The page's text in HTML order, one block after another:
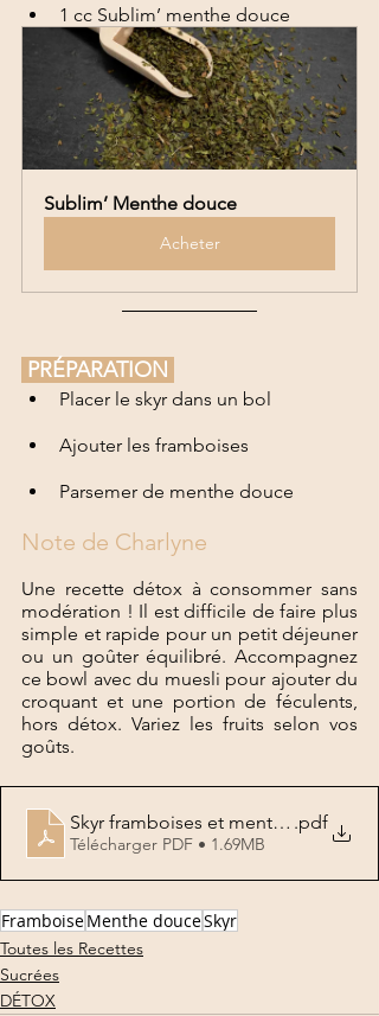
1 cc Sublim’ menthe douce
Sublim’ Menthe douce
Acheter
PRÉPARATION
Placer le skyr dans un bol
Ajouter les framboises
Parsemer de menthe douce
Note de Charlyne
Une recette détox à consommer sans
modération ! Il est difficile de faire plus
simple et rapide pour un petit déjeuner
ou un goûter équilibré. Accompagnez
ce bowl avec du muesli pour ajouter du
croquant et une portion de féculents,
hors détox. Variez les fruits selon vos
goûts.
Skyr framboises et menthe douce
.pdf
Télécharger PDF • 1.69MB
FramboiseMenthe douceSkyr
Toutes les Recettes
Sucrées
DÉTOX